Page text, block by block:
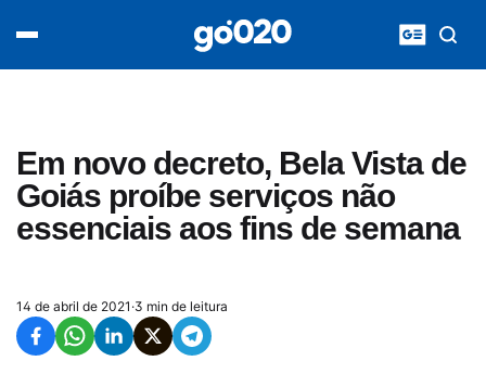
Em novo decreto, Bela Vista de
Goiás proíbe serviços não
essenciais aos fins de semana
14 de abril de 2021 ·3 min de leitura
acontece agora
entretenimento
vídeos
pod020